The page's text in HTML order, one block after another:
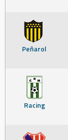
Peñarol
Racing